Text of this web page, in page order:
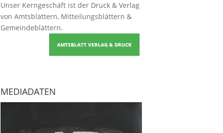
Unser Kerngeschäft ist der Druck & Verlag
von Amtsblättern, Mitteilungsblättern &
Gemeindeblättern.
AMTSBLATT VERLAG & DRUCK
MEDIADATEN